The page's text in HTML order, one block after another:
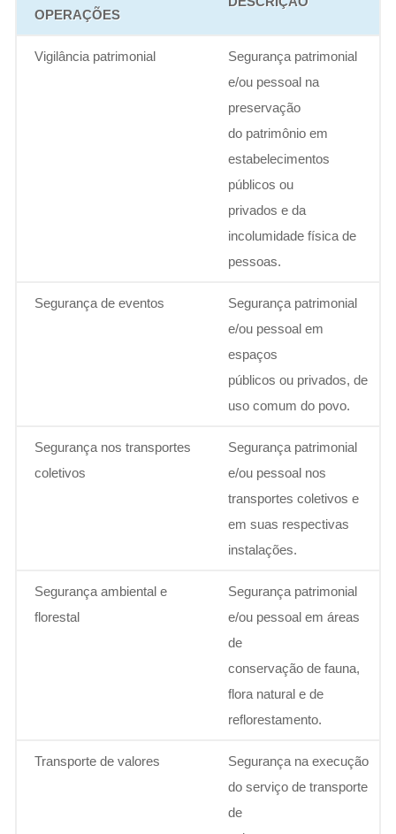
OPERAÇÕES
Vigilância patrimonial
Segurança patrimonial
e/ou pessoal na
preservação
do patrimônio em
estabelecimentos
públicos ou
privados e da
incolumidade física de
pessoas.
Segurança de eventos
Segurança patrimonial
e/ou pessoal em
espaços
públicos ou privados, de
uso comum do povo.
Segurança nos transportes
coletivos
Segurança patrimonial
e/ou pessoal nos
transportes coletivos e
em suas respectivas
instalações.
Segurança ambiental e
florestal
Segurança patrimonial
e/ou pessoal em áreas
de
conservação de fauna,
flora natural e de
reflorestamento.
Transporte de valores
Segurança na execução
do serviço de transporte
de